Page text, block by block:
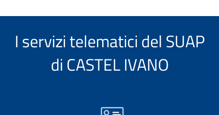
I servizi telematici del SUAP
di CASTEL IVANO